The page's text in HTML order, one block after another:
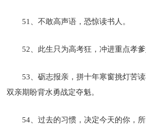
51、不敢高声语，恐惊读书人。
52、此生只为高考狂，冲进重点孝爹
53、砺志报亲，拼十年寒窗挑灯苦
双亲期盼背水勇战定夺魁。
54、过去的习惯，决定今天的你，